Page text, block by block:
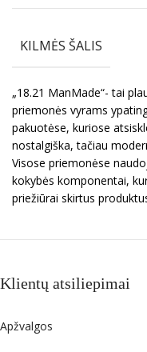
KILMĖS ŠALIS
„18.21 ManMade“- tai
priemonės vyrams
pakuotėse, kuriose
nostalgiška, tačiau
Visose priemonėse
kokybės komponentai,
priežiūrai skirtus
Klientų atsiliepimai
Apžvalgos